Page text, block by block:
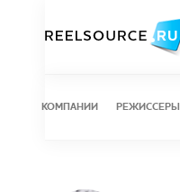
КОМПАНИИ РЕЖИССЕРЫ